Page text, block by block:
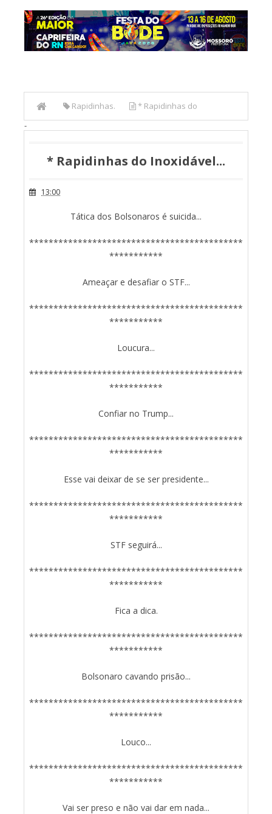
Rapidinhas. * Rapidinhas do
Inoxidável...
-
* Rapidinhas do Inoxidável...
13:00
Tática dos Bolsonaros é suicida...
********************************************
***********
Ameaçar e desafiar o STF...
********************************************
***********
Loucura...
********************************************
***********
Confiar no Trump...
********************************************
***********
Esse vai deixar de se ser presidente...
********************************************
***********
STF seguirá...
********************************************
***********
Fica a dica.
********************************************
***********
Bolsonaro cavando prisão...
********************************************
***********
Louco...
********************************************
***********
Vai ser preso e não vai dar em nada...